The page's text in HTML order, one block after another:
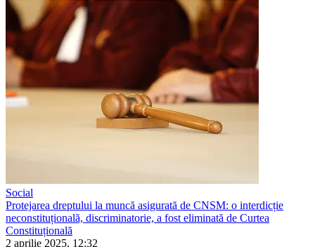
Social
Protejarea dreptului la muncă asigurată de CNSM: o interdicție
neconstituțională, discriminatorie, a fost eliminată de Curtea
Constituțională
2 aprilie 2025, 12:32